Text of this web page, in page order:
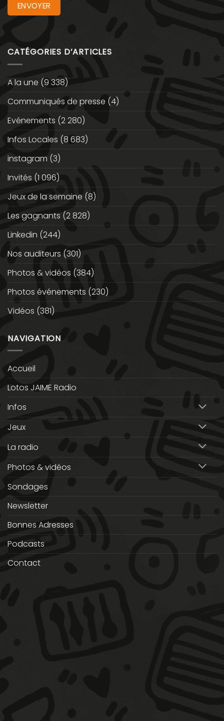
CATÉGORIES D’ARTICLES
A la une (9 338)
Communiqués de presse (4)
Evénements (2 280)
Infos Locales (8 683)
instagram (3)
Invités (1 096)
Jeux de la semaine (8)
Les gagnants (2 828)
Linkedin (244)
Nos auditeurs (301)
Photos & vidéos (384)
Photos événements (230)
Vidéos (381)
NAVIGATION
Accueil
Lotos JAIME Radio
Infos
Jeux
La radio
Photos & vidéos
Sondages
Newsletter
Bonnes Adresses
Podcasts
Contact